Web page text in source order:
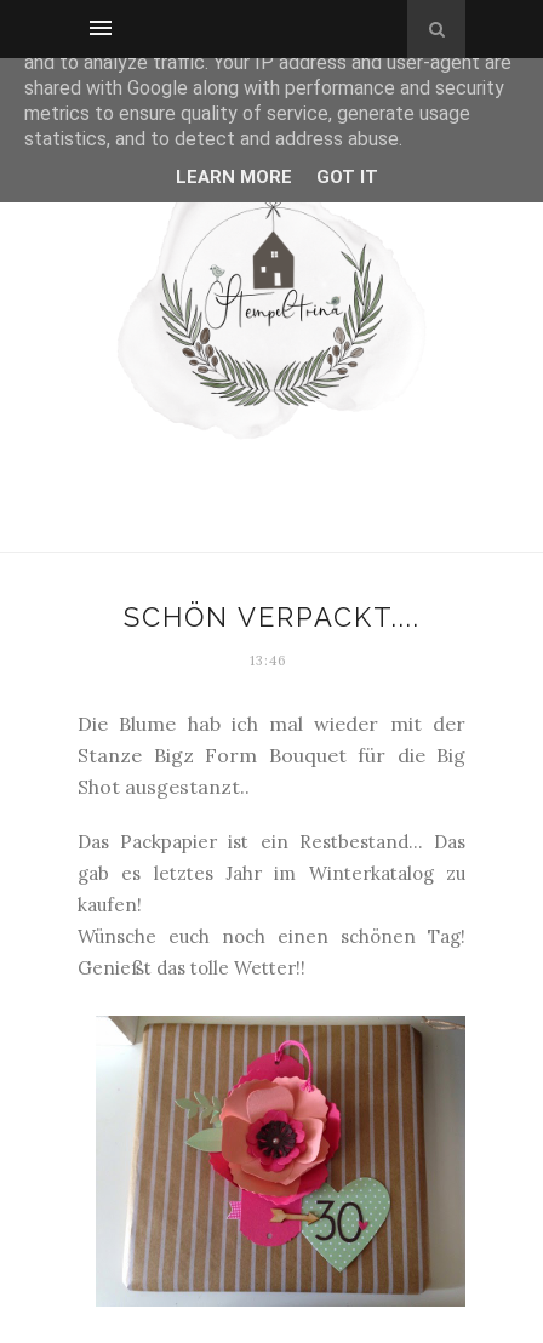
SCHÖN VERPACKT....
13:46
Die Blume hab ich mal wieder mit der
Stanze Bigz Form Bouquet für die Big
Shot ausgestanzt..
Das Packpapier ist ein Restbestand... Das
gab es letztes Jahr im Winterkatalog zu
kaufen!
Wünsche euch noch einen schönen Tag!
Genießt das tolle Wetter!!
This site uses cookies from Google to deliver its services
and to analyze traffic. Your IP address and user-agent are
shared with Google along with performance and security
metrics to ensure quality of service, generate usage
statistics, and to detect and address abuse.
LEARN MORE GOT IT